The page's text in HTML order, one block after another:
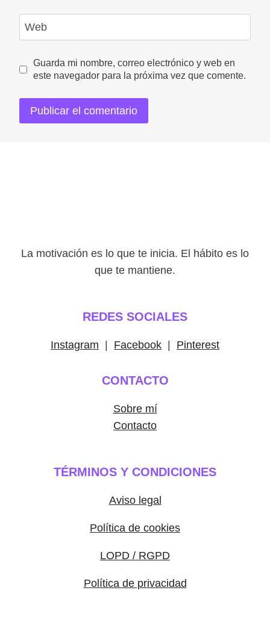
Web
Guarda mi nombre, correo electrónico y web en
este navegador para la próxima vez que comente.
La motivación es lo que te inicia. El hábito es lo
que te mantiene.
REDES SOCIALES
Instagram Facebook Pinterest
CONTACTO
Sobre mí
Contacto
TÉRMINOS Y CONDICIONES
Aviso legal
Política de cookies
LOPD / RGPD
Política de privacidad